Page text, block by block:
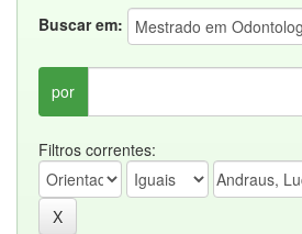
Buscar em:
por
Filtros correntes: